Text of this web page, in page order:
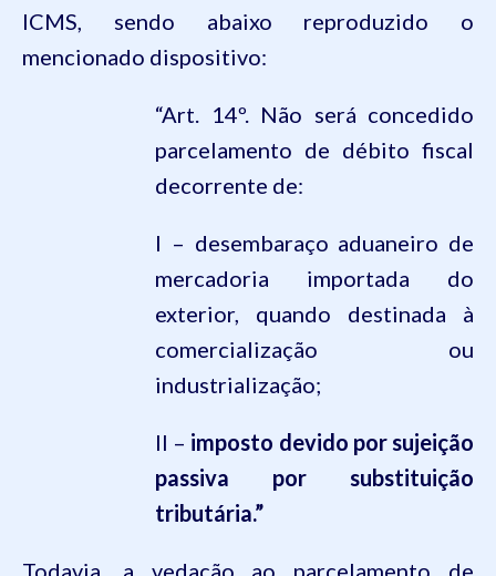
ICMS, sendo abaixo reproduzido o
mencionado dispositivo:
“Art. 14º. Não será concedido
parcelamento de débito fiscal
decorrente de:
I – desembaraço aduaneiro de
mercadoria importada do
exterior, quando destinada à
comercialização ou
industrialização;
II – imposto devido por sujeição
passiva por substituição
tributária.”
Todavia, a vedação ao parcelamento de